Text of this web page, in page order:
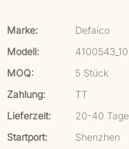
Marke:
Defaico
Modell:
4100543_10
MOQ:
5 Stück
Zahlung:
TT
Lieferzeit:
20-40
Startport:
Shenzhen